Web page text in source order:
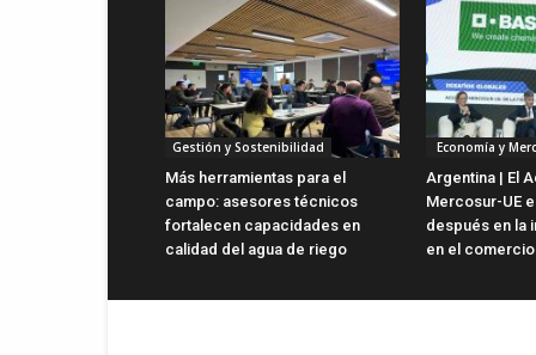
Gestión y Sostenibilidad
Más herramientas para el
campo: asesores técnicos
fortalecen capacidades en
calidad del agua de riego
Economía y
Argentina | El
Mercosur-UE
después en la
en el